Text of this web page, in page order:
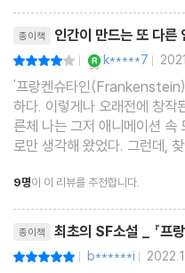
종이책 인간이 만드는 또 다른
| k*****7 |
'프랑켄슈타인
하다. 이렇게나 오래전에 창작
른체 나는 그저 애니메이션 속
로만 생각해 왔었다. 그런데,
뮤지컬까지 소설을 원작으로
이션 속 캐릭터라고만 인식하
9명이 이 리뷰를 추천합니다.
종이책 최초의 SF소설 _
| b******i |